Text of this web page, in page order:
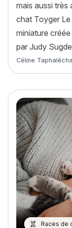
mais aussi très
chat Toyger
miniature
par Judy
Article rédigé par
Céline
Races de